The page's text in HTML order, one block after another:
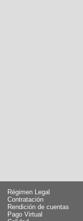
Régimen Legal
Contratación
Rendición de cuentas
Pago Virtual